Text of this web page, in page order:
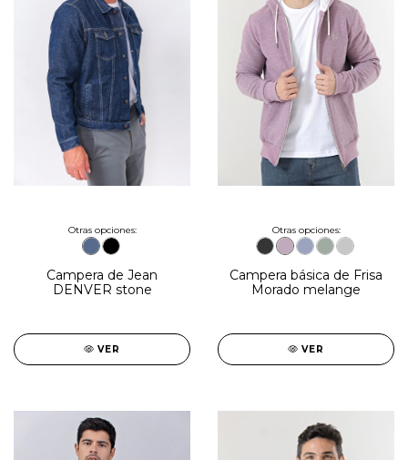
Otras opciones:
Campera de Jean
DENVER stone
VER
Otras opciones:
Campera básica de Frisa
Morado melange
VER